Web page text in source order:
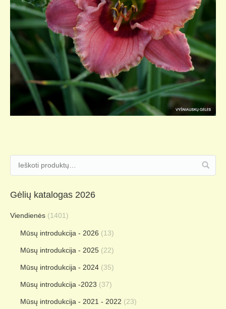
Gėlių katalogas 2026
Viendienės (1401)
Mūsų introdukcija - 2026 (13)
Mūsų introdukcija - 2025 (22)
Mūsų introdukcija - 2024 (35)
Mūsų introdukcija -2023 (37)
Mūsų introdukcija - 2021 - 2022 (23)